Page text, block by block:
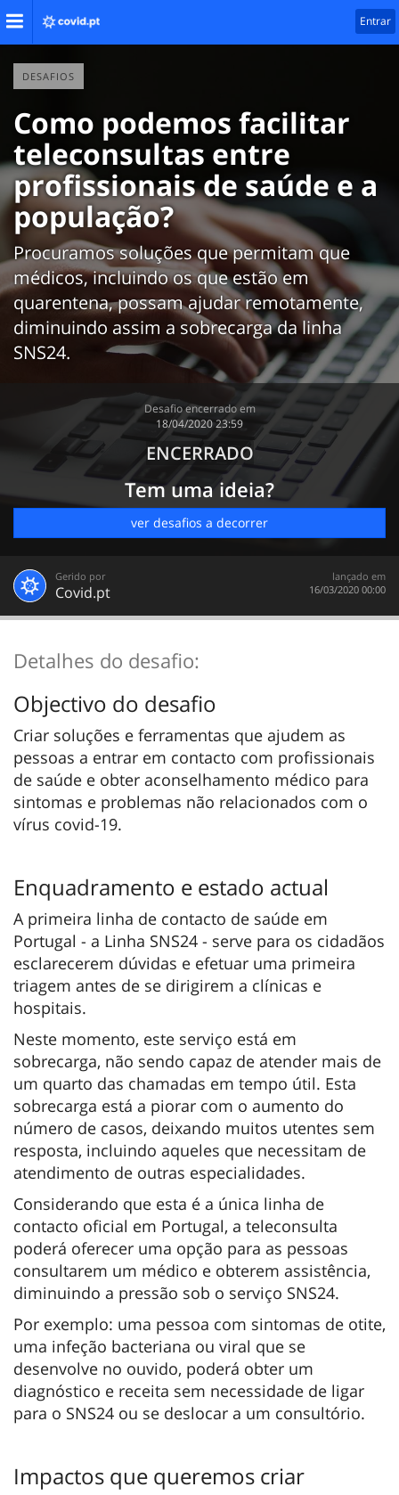
Entrar
DESAFIOS
Como podemos facilitar
teleconsultas entre
profissionais de saúde e a
população?
Procuramos soluções que permitam que
médicos, incluindo os que estão em
quarentena, possam ajudar remotamente,
diminuindo assim a sobrecarga da linha
SNS24.
Desafio encerrado em
‎18/04/2020 23:59
ENCERRADO
Tem uma ideia?
ver desafios a decorrer
Gerido por
Covid.pt
lançado em
‎16/03/2020 00:00
Detalhes do desafio:
Objectivo do desafio
Criar soluções e ferramentas que ajudem as
pessoas a entrar em contacto com profissionais
de saúde e obter aconselhamento médico para
sintomas e problemas não relacionados com o
vírus covid-19.
Enquadramento e estado actual
A primeira linha de contacto de saúde em
Portugal - a Linha SNS24 - serve para os cidadãos
esclarecerem dúvidas e efetuar uma primeira
triagem antes de se dirigirem a clínicas e
hospitais.
Neste momento, este serviço está em
sobrecarga, não sendo capaz de atender mais de
um quarto das chamadas em tempo útil. Esta
sobrecarga está a piorar com o aumento do
número de casos, deixando muitos utentes sem
resposta, incluindo aqueles que necessitam de
atendimento de outras especialidades.
Considerando que esta é a única linha de
contacto oficial em Portugal, a teleconsulta
poderá oferecer uma opção para as pessoas
consultarem um médico e obterem assistência,
diminuindo a pressão sob o serviço SNS24.
Por exemplo: uma pessoa com sintomas de otite,
uma infeção bacteriana ou viral que se
desenvolve no ouvido, poderá obter um
diagnóstico e receita sem necessidade de ligar
para o SNS24 ou se deslocar a um consultório.
Impactos que queremos criar